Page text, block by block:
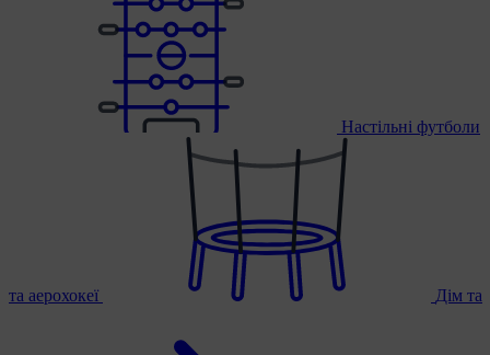
Настільні футболи
та аерохокеї Дім та